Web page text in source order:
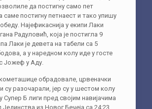
да постигну само пет
саме постигну петнаест и тако упишу
Најефикаснија у екипи Лаки
Радуловић, која је постигла 9
Лаки је девета на табели са 5
а у наредном колу иде у госте
Јожеф у Аду.
обрадовале, црвеначки
су разочарали, јер су у шестом колу
Супер Б лиги пред својим навијачима
Јединства из Новог Бечеја са 24:23.